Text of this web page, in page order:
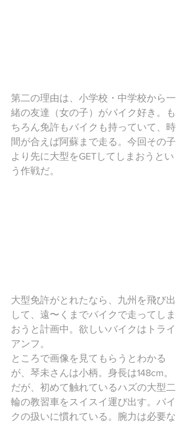
第二の理由は、小学校・中学校から一
緒の友達（女の子）がバイク好き。も
ちろん免許もバイクも持っていて、時
間が合えば阿蘇まで走る。今回その子
より先に大型をGETしてしまおうとい
う作戦だ。
大型免許がとれたなら、九州を飛び出
して、遠〜くまでバイクで走ってしま
おうと計画中。欲しいバイクはトライ
アンフ。
ところで画像を見てもらうとわかる
が、琴未さんは小柄。身長は148cm。
だが、初めて触れているハズの大型二
輪の教習車をスイスイ運び出す。バイ
クの扱いに慣れている。腕力は必要な